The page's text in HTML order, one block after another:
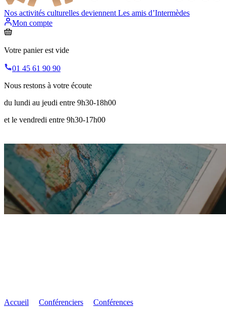
Nos activités culturelles deviennent Les amis d’Intermèdes
Mon compte
Votre panier est vide
01 45 61 90 90
Nous restons à votre écoute
du lundi au jeudi entre 9h30-18h00
et le vendredi entre 9h30-17h00
Accueil Conférenciers Conférences